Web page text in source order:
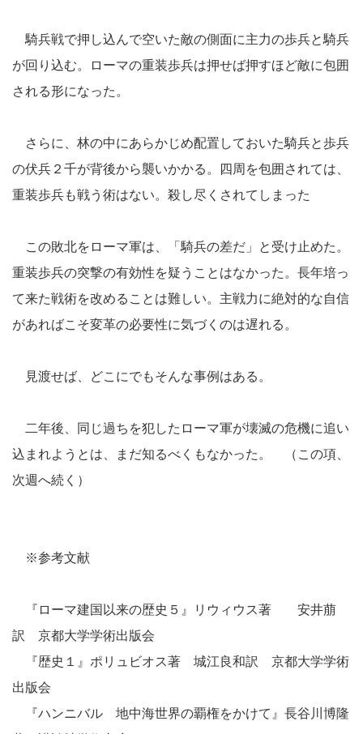
騎兵戦で押し込んで空いた敵の側面に主力の歩兵と騎兵
が回り込む。ローマの重装歩兵は押せば押すほど敵に包囲
される形になった。
さらに、林の中にあらかじめ配置しておいた騎兵と歩兵
の伏兵２千が背後から襲いかかる。四周を包囲されては、
重装歩兵も戦う術はない。殺し尽くされてしまった
この敗北をローマ軍は、「騎兵の差だ」と受け止めた。
重装歩兵の突撃の有効性を疑うことはなかった。長年培っ
て来た戦術を改めることは難しい。主戦力に絶対的な自信
があればこそ変革の必要性に気づくのは遅れる。
見渡せば、どこにでもそんな事例はある。
二年後、同じ過ちを犯したローマ軍が壊滅の危機に追い
込まれようとは、まだ知るべくもなかった。 （この項、
次週へ続く）
※参考文献
『ローマ建国以来の歴史５』リウィウス著 安井萠
訳 京都大学学術出版会
『歴史１』ポリュビオス著 城江良和訳 京都大学学術
出版会
『ハンニバル 地中海世界の覇権をかけて』長谷川博隆